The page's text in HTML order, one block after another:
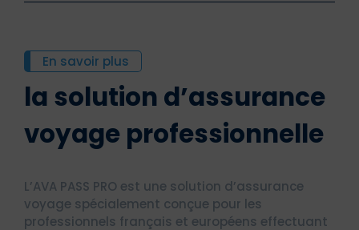
En savoir plus
la solution d’assurance
voyage professionnelle
L’AVA PASS PRO est une solution d’assurance
voyage spécialement conçue pour les
professionnels français et européens effectuant